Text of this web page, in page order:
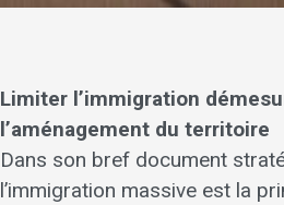
Limiter l’immigration
l’aménagement du territoire
Dans son bref document
l’immigration massive est la